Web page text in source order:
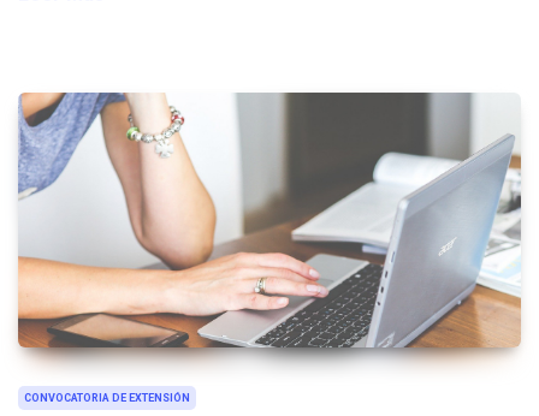
CONVOCATORIA DE EXTENSIÓN